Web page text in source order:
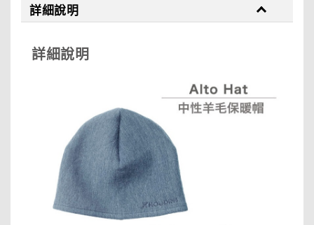
詳細說明
詳細說明